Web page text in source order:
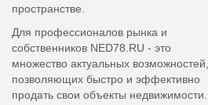
пространстве.
Для профессионалов рынка и
собственников NED78.RU - это
множество актуальных возможностей,
позволяющих быстро и эффективно
продать свои объекты недвижимости.